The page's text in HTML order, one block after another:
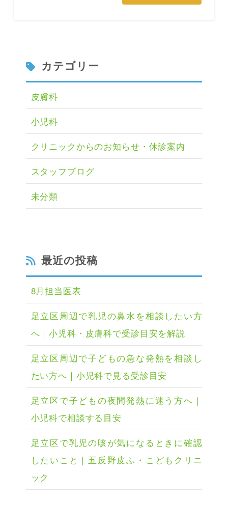
カテゴリー
皮膚科
小児科
クリニックからのお知らせ・休診案内
スタッフブログ
未分類
最近の投稿
8月担当医表
足立区周辺で乳児の鼻水を相談したい方
へ｜小児科・皮膚科で受診目安を解説
足立区周辺で子どもの急な発熱を相談し
たい方へ｜小児科で見る受診目安
足立区で子どもの夜間発熱に迷う方へ｜
小児科で相談する目安
足立区で乳児の咳が気になるときに確認
したいこと｜五反野皮ふ・こどもクリニ
ック